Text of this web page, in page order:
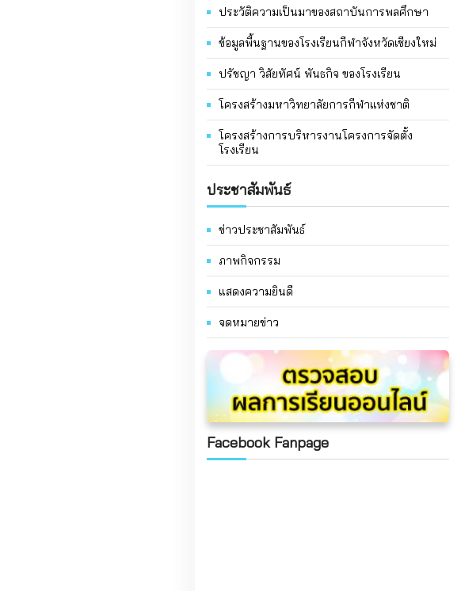
ประวัติความเป็นมาของสถาบันการพลศึกษา
ข้อมูลพื้นฐานของโรงเรียนกีฬาจังหวัดเชียงใหม่
ปรัชญา วิสัยทัศน์ พันธกิจ ของโรงเรียน
โครงสร้างมหาวิทยาลัยการกีฬาแห่งชาติ
โครงสร้างการบริหารงานโครงการจัดตั้ง
โรงเรียน
ประชาสัมพันธ์
ข่าวประชาสัมพันธ์
ภาพกิจกรรม
แสดงความยินดี
จดหมายข่าว
Facebook Fanpage